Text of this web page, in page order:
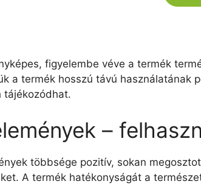
figyelembe véve a termék
a termék hosszú távú használatának
tájékozódhat.
–
többsége pozitív, sokan
A termék hatékonyságát a